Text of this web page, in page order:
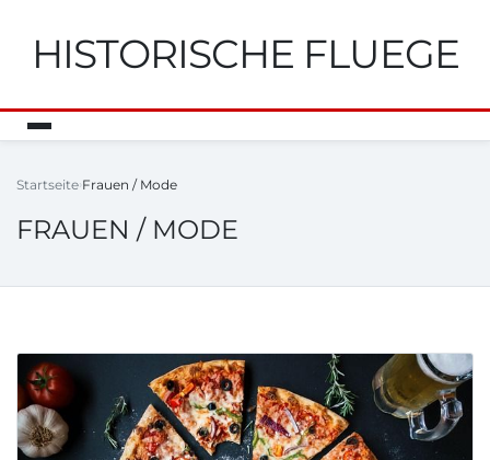
HISTORISCHE FLUEGE
Startseite Frauen / Mode
FRAUEN / MODE